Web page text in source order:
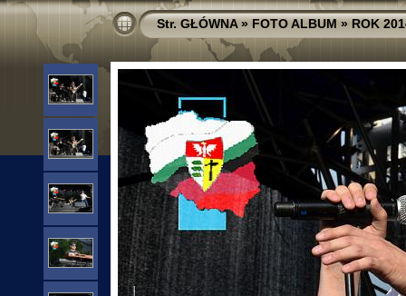
Str. GŁÓWNA»FOTO ALBUM»ROK